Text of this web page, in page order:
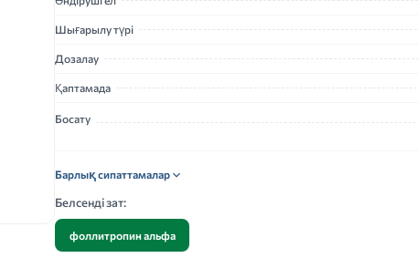
Шығарылу түрі
Дозалау
Қаптамада
Босату
Барлық сипаттамалар
Белсенді зат:
фоллитропин альфа